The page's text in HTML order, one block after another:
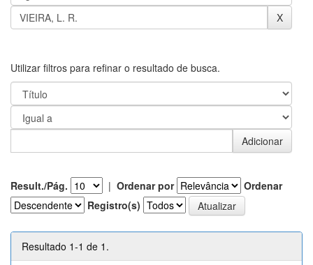
Utilizar filtros para refinar o resultado de busca.
Result./Pág. | Ordenar por
Ordenar
Registro(s)
Resultado 1-1 de 1.